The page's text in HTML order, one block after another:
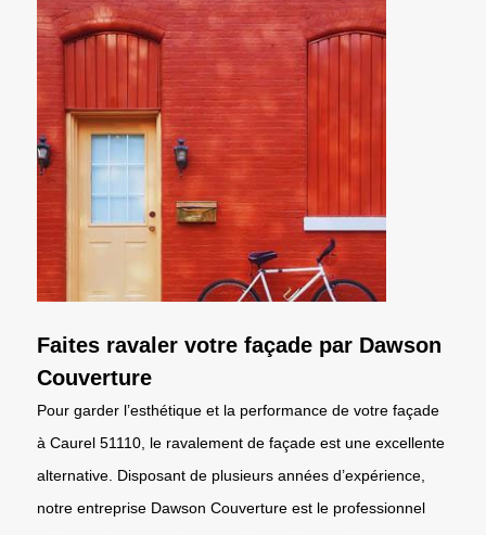
Faites ravaler votre façade par Dawson
Couverture
Pour garder l’esthétique et la performance de votre façade
à Caurel 51110, le ravalement de façade est une excellente
alternative. Disposant de plusieurs années d’expérience,
notre entreprise Dawson Couverture est le professionnel